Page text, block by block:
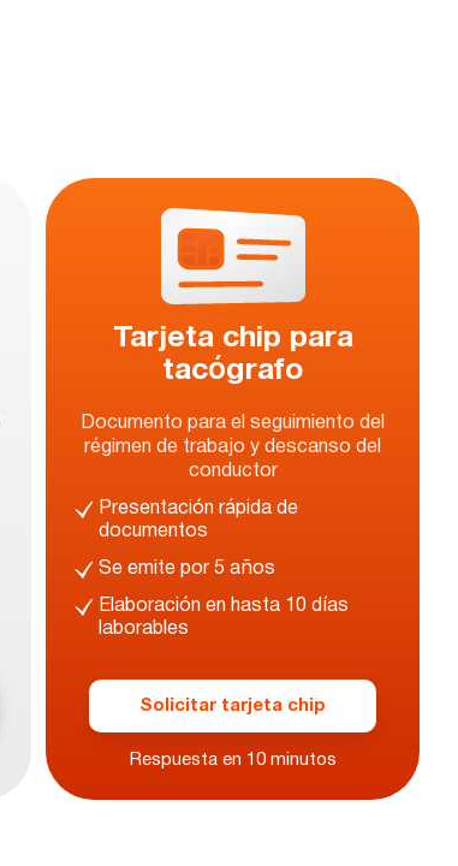
Tarjeta chip para
tacógrafo
Documento para el seguimiento del
régimen de trabajo y descanso del
conductor
Presentación rápida de
documentos
Se emite por 5 años
Elaboración en hasta 10 días
laborables
Solicitar tarjeta chip
Respuesta en 10 minutos